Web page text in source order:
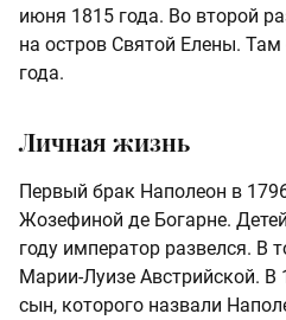
июня 1815 года. Во второй
на остров Святой Елены.
года.
Личная жизнь
Первый брак Наполеон в
Жозефиной де Богарне.
году император развелся. В
Марии-Луизе Австрийской. В
сын, которого назвали